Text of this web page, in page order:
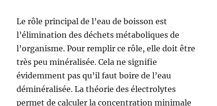
Le rôle principal de l’eau de boisson est
l’élimination des déchets métaboliques de
l’organisme. Pour remplir ce rôle, elle doit être
très peu minéralisée. Cela ne signifie
évidemment pas qu’il faut boire de l’eau
déminéralisée. La théorie des électrolytes
permet de calculer la concentration minimale